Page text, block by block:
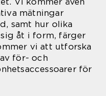
mätningar
samt hur olika
åt i form, färger
vi att utforska
för- och
för